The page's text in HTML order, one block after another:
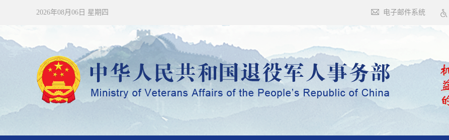
2026年08月06日 星期四 电子邮件系统